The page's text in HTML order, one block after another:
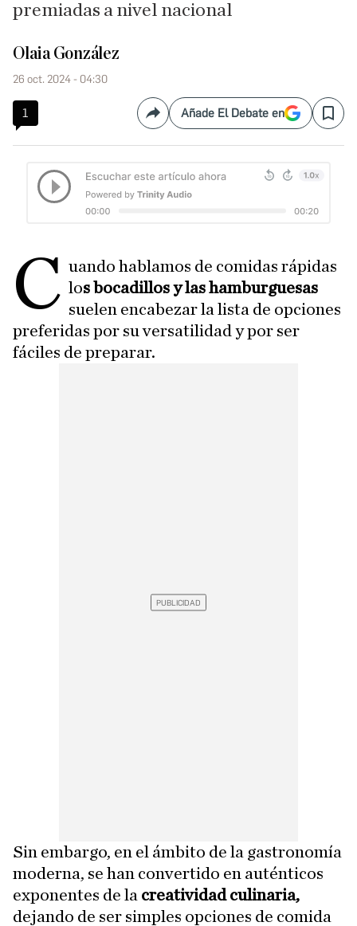
premiadas a nivel nacional
Olaia González
26 oct. 2024 - 04:30
1 CompartirAñade El Debate en Save
C uando hablamos de comidas rápidas
los bocadillos y las hamburguesas
suelen encabezar la lista de opciones
preferidas por su versatilidad y por ser
fáciles de preparar.
Sin embargo, en el ámbito de la gastronomía
moderna, se han convertido en auténticos
exponentes de la creatividad culinaria,
dejando de ser simples opciones de comida